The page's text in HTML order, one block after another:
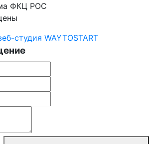
ФКЦ РОС
студия WAYTOSTART